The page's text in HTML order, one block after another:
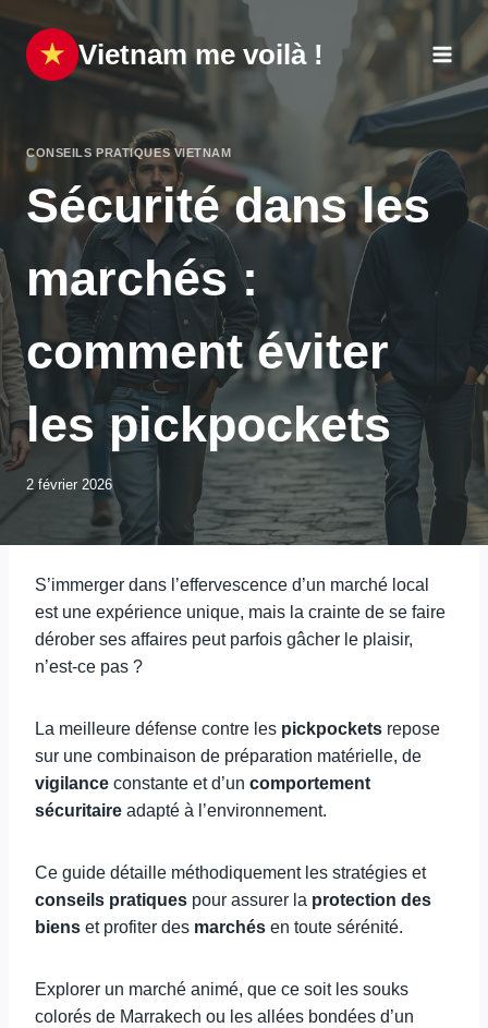
contenu
Vietnam me voilà !
CONSEILS PRATIQUES VIETNAM
Sécurité dans les
marchés :
comment éviter
les pickpockets
2 février 2026
S’immerger dans l’effervescence d’un marché local
est une expérience unique, mais la crainte de se faire
dérober ses affaires peut parfois gâcher le plaisir,
n’est-ce pas ?
La meilleure défense contre les pickpockets repose
sur une combinaison de préparation matérielle, de
vigilance constante et d’un comportement
sécuritaire adapté à l’environnement.
Ce guide détaille méthodiquement les stratégies et
conseils pratiques pour assurer la protection des
biens et profiter des marchés en toute sérénité.
Explorer un marché animé, que ce soit les souks
colorés de Marrakech ou les allées bondées d’un